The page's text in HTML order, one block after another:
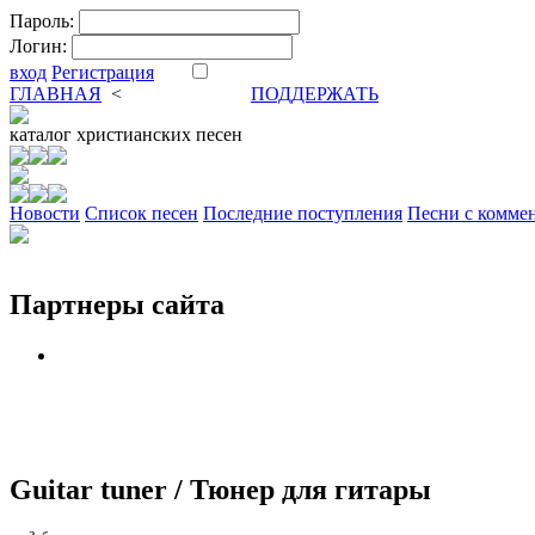
Пароль:
Логин:
вход Регистрация
ГЛАВНАЯ <
ПОДДЕРЖАТЬ
каталог христианских песен
Новости Cписок песен Последние поступления Песни с
Партнеры сайта
Guitar tuner / Тюнер для гитары